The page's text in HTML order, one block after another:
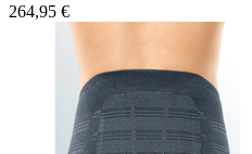
264,95 €